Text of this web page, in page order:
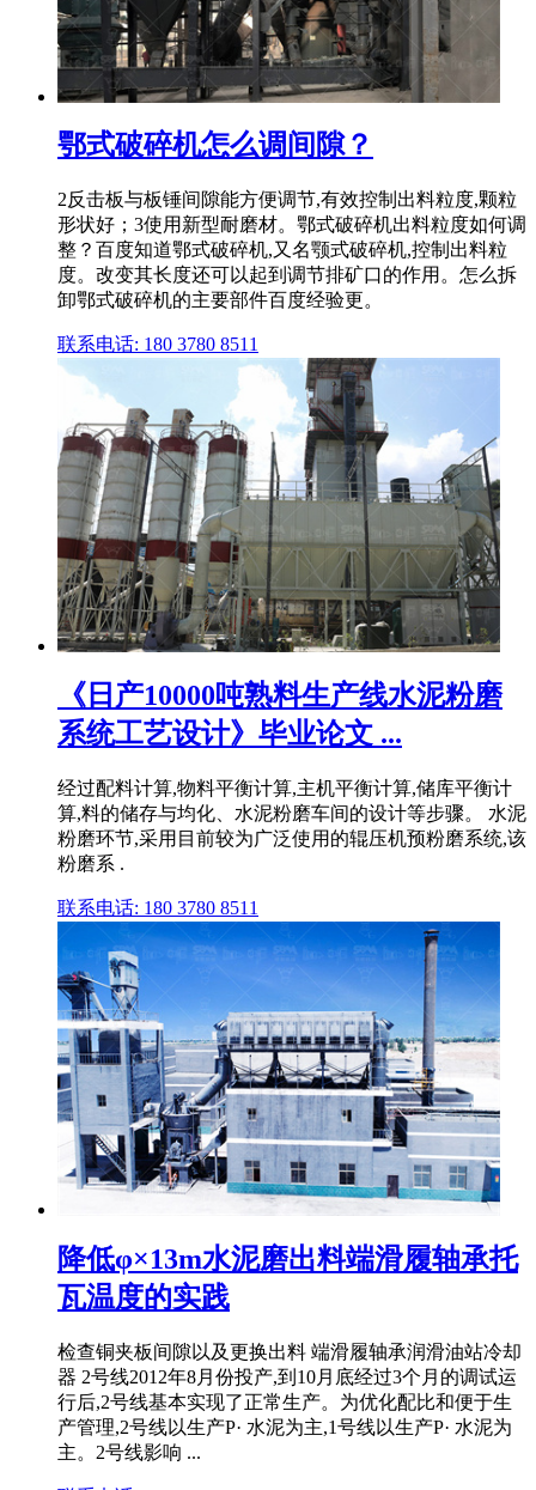
鄂式破碎机怎么调间隙？
2反击板与板锤间隙能方便调节,有效控制出料粒度,颗粒
形状好；3使用新型耐磨材。鄂式破碎机出料粒度如何调
整？百度知道鄂式破碎机,又名颚式破碎机,控制出料粒
度。改变其长度还可以起到调节排矿口的作用。怎么拆
卸鄂式破碎机的主要部件百度经验更。
联系电话: 180 3780 8511
《日产10000吨熟料生产线水泥粉磨
系统工艺设计》毕业论文 ...
经过配料计算,物料平衡计算,主机平衡计算,储库平衡计
算,料的储存与均化、水泥粉磨车间的设计等步骤。 水泥
粉磨环节,采用目前较为广泛使用的辊压机预粉磨系统,该
粉磨系 .
联系电话: 180 3780 8511
降低φ×13m水泥磨出料端滑履轴承托
瓦温度的实践
检查铜夹板间隙以及更换出料 端滑履轴承润滑油站冷却
器 2号线2012年8月份投产,到10月底经过3个月的调试运
行后,2号线基本实现了正常生产。为优化配比和便于生
产管理,2号线以生产P· 水泥为主,1号线以生产P· 水泥为
主。2号线影响 ...